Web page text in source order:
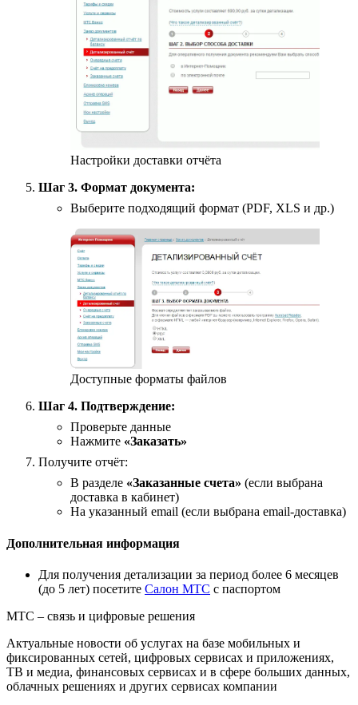
Настройки доставки отчёта
Шаг 3. Формат документа:
Выберите подходящий формат (PDF, XLS и др.)
Доступные форматы файлов
Шаг 4. Подтверждение:
Проверьте данные
Нажмите «Заказать»
Получите отчёт:
В разделе «Заказанные счета» (если выбрана
доставка в кабинет)
На указанный email (если выбрана email-доставка)
Дополнительная информация
Для получения детализации за период более 6 месяцев
(до 5 лет) посетите Салон МТС с паспортом
МТС – связь и цифровые решения
Актуальные новости об услугах на базе мобильных и
фиксированных сетей, цифровых сервисах и приложениях,
ТВ и медиа, финансовых сервисах и в сфере больших данных,
облачных решениях и других сервисах компании